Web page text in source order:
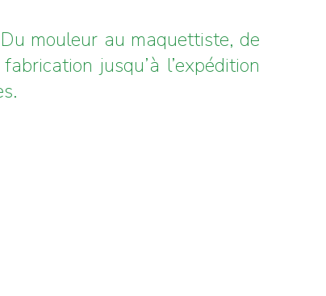
mouleur au maquettiste, de
jusqu’à l’expédition